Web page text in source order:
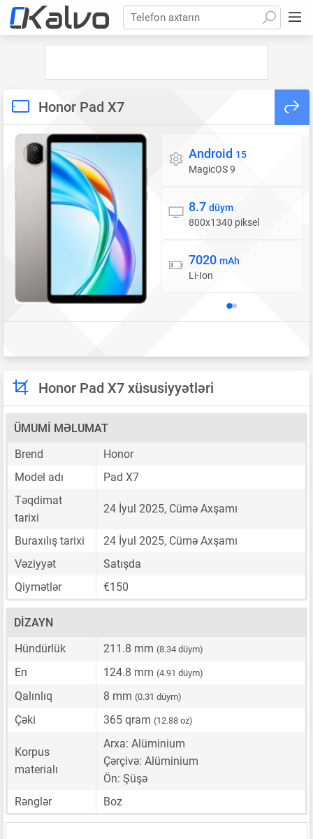
Telefon axtarın
Honor Pad X7
Əməliyyat sistemi
Android 15
MagicOS 9
Ekran
8.7 düym
800x1340 piksel
Batareya
7020 mAh
Li-Ion
Honor Pad X7 xüsusiyyətləri
ÜMUMI MƏLUMAT
Brend
Honor
Model adı
Pad X7
Təqdimat
tarixi
24 İyul 2025, Cümə Axşamı
Buraxılış tarixi
24 İyul 2025, Cümə Axşamı
Vəziyyət
Satışda
Qiymətlər
€150
DIZAYN
Hündürlük
211.8 mm (8.34 düym)
En 124.8 mm (4.91 düym)
Qalınlıq 8 mm (0.31 düym)
Çəki 365 qram (12.88 oz)
Korpus
materialı
Arxa: Alüminium
Çərçivə: Alüminium
Ön: Şüşə
Rənglər
Boz